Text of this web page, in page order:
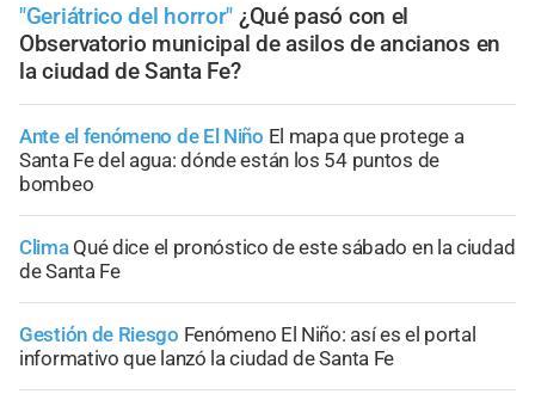
"Geriátrico del horror" ¿Qué pasó con el
Observatorio municipal de asilos de ancianos en
la ciudad de Santa Fe?
Ante el fenómeno de El Niño El mapa que protege a
Santa Fe del agua: dónde están los 54 puntos de
bombeo
Clima Qué dice el pronóstico de este sábado en la ciudad
de Santa Fe
Gestión de Riesgo Fenómeno El Niño: así es el portal
informativo que lanzó la ciudad de Santa Fe